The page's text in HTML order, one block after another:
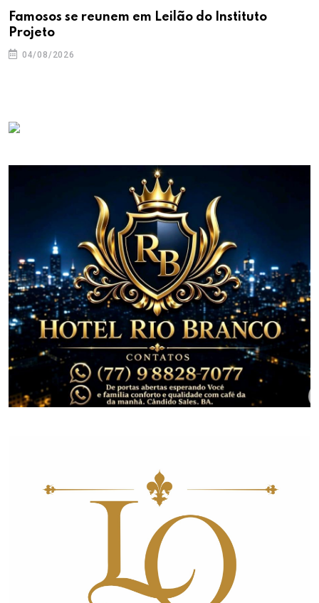
Famosos se reunem em Leilão do Instituto
Projeto
04/08/2026